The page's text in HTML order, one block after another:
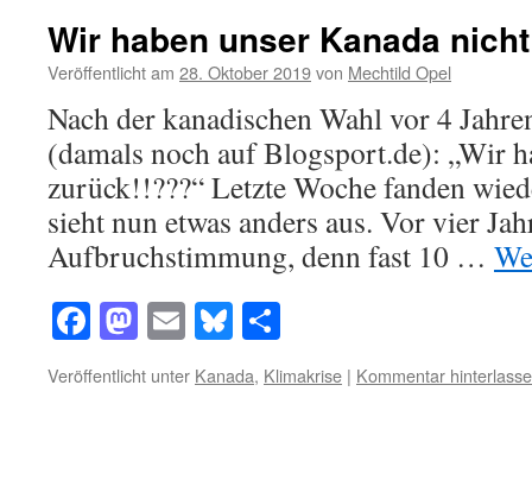
Wir haben unser Kanada
Veröffentlicht am 28. Oktober 2019von Mechtild Opel
Nach der kanadischen Wahl vor 4
(damals noch auf Blogsport.de): „Wir
zurück!!???“ Letzte Woche fanden
sieht nun etwas anders aus. Vor vier
Aufbruchstimmung, denn fast 10 …
Facebook
Mastodon
EmailBluesky
Veröffentlicht unter Kanada, Klimakrise | Kommentar